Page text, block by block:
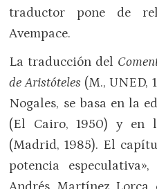
traductor pone de
Avempace.
La traducción del
de Aristóteles (M., UNED,
Nogales, se basa en la
(El Cairo, 1950) y en
(Madrid, 1985). El
potencia